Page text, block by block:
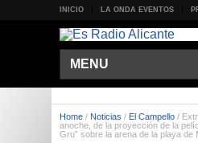
INICIO LA ONDA EVENTOS
MENU
Home / Noticias / El Campello /
anoche, de la proyección de la
Gru” sobre la arena de la playa de